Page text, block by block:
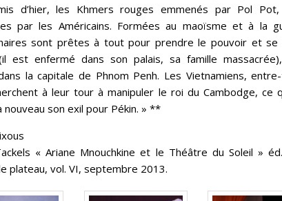
d’hier, les Khmers rouges emmenés par Pol
par les Américains. Formées au maoïsme et à la
sont prêtes à tout pour prendre le pouvoir et se
est enfermé dans son palais, sa famille
la capitale de Phnom Penh. Les Vietnamiens,
à leur tour à manipuler le roi du Cambodge, ce
nouveau son exil pour Pékin. » **
« Ariane Mnouchkine et le Théâtre du Soleil »
plateau, vol. VI, septembre 2013.